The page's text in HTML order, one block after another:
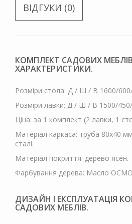
ВІДГУКИ (0)
КОМПЛЕКТ САДОВИХ МЕБЛІВ
ХАРАКТЕРИСТИКИ.
Розміри стола: Д / Ш / В 1600/
Розміри лавки: Д / Ш / В 1500/
Ціна: за 1 комплект (2 лавки, 1
Матеріал каркаса: труба 80х40
сталі.
Матеріал покриття: дерево ясен.
Фарбування дерева: Масло ОСМО
ДИЗАЙН І ЕКСПЛУАТАЦІЯ
САДОВИХ МЕБЛІВ.